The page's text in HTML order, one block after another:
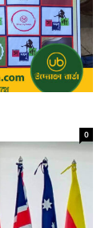
0